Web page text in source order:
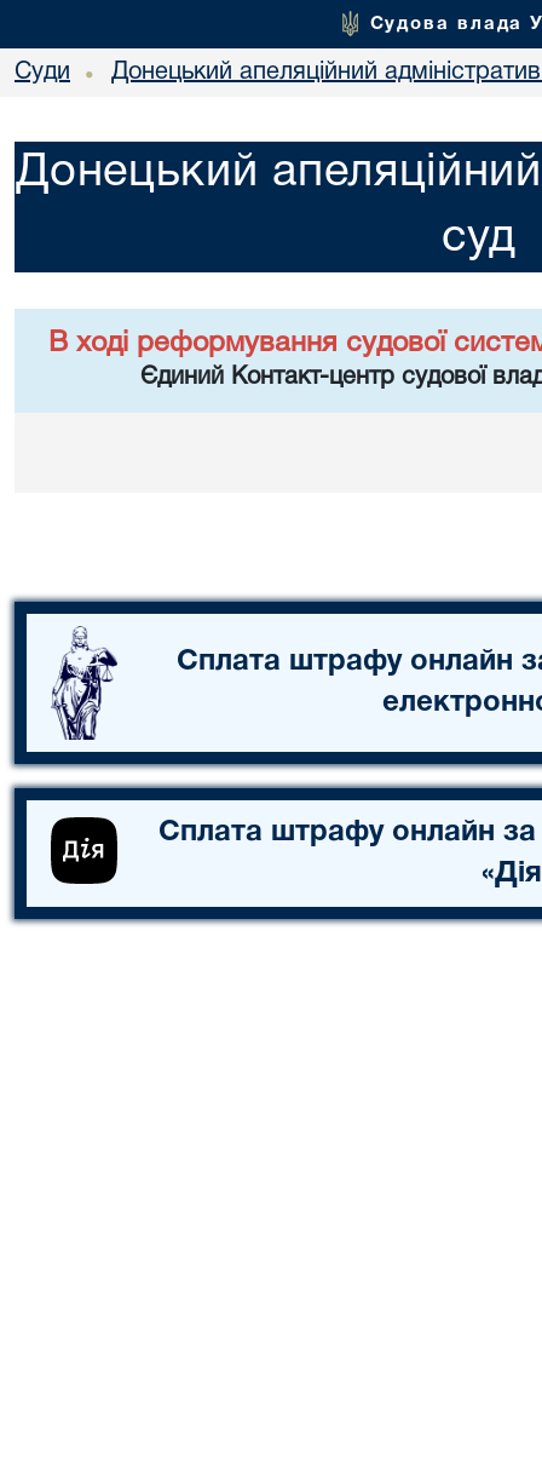
Судова влада
Суди • Донецький апеляційний
Донецький
суд
В ході реформування судової
Єдиний Контакт-центр судової
Сплата штрафу онлайн
Сплата штрафу онлайн